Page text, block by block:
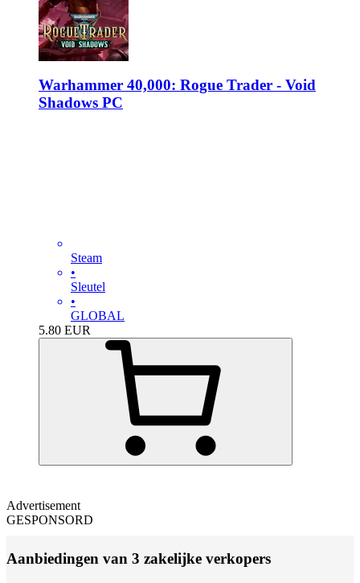
Warhammer 40,000: Rogue Trader - Void
Shadows PC
Steam
•
Sleutel
•
GLOBAL
5.80 EUR
Advertisement
GESPONSORD
Aanbiedingen van 3 zakelijke verkopers